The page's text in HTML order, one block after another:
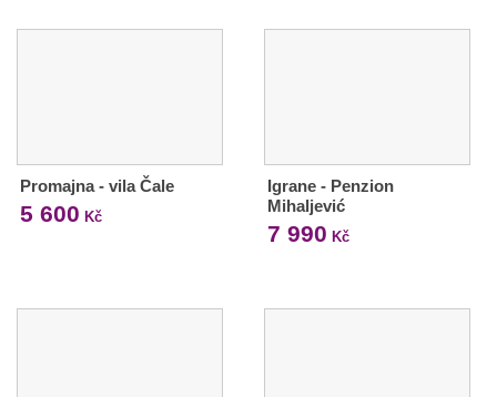
Promajna - vila Čale
5 600 Kč
Igrane - Penzion
Mihaljević
7 990 Kč